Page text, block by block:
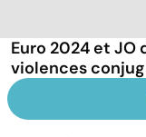
Euro 2024 et JO
violences